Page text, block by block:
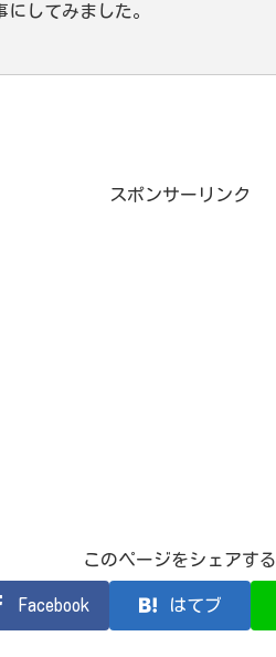
してみました。
スポンサーリンク
このページをシェアする
Facebook はてブ